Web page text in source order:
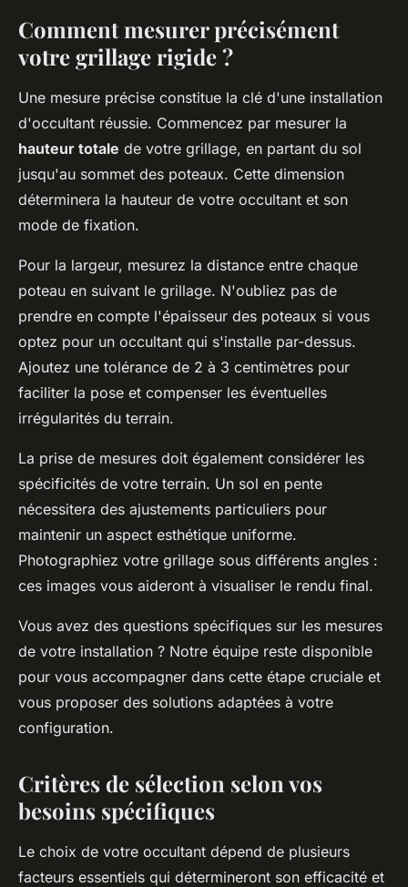
Comment mesurer précisément
votre grillage rigide ?
Une mesure précise constitue la clé d'une installation
d'occultant réussie. Commencez par mesurer la
hauteur totale de votre grillage, en partant du sol
jusqu'au sommet des poteaux. Cette dimension
déterminera la hauteur de votre occultant et son
mode de fixation.
Pour la largeur, mesurez la distance entre chaque
poteau en suivant le grillage. N'oubliez pas de
prendre en compte l'épaisseur des poteaux si vous
optez pour un occultant qui s'installe par-dessus.
Ajoutez une tolérance de 2 à 3 centimètres pour
faciliter la pose et compenser les éventuelles
irrégularités du terrain.
La prise de mesures doit également considérer les
spécificités de votre terrain. Un sol en pente
nécessitera des ajustements particuliers pour
maintenir un aspect esthétique uniforme.
Photographiez votre grillage sous différents angles :
ces images vous aideront à visualiser le rendu final.
Vous avez des questions spécifiques sur les mesures
de votre installation ? Notre équipe reste disponible
pour vous accompagner dans cette étape cruciale et
vous proposer des solutions adaptées à votre
configuration.
Critères de sélection selon vos
besoins spécifiques
Le choix de votre occultant dépend de plusieurs
facteurs essentiels qui détermineront son efficacité et